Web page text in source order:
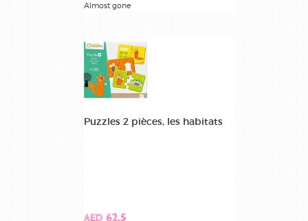
Almost gone
Puzzles 2 pièces, les habitats
AED 62.5